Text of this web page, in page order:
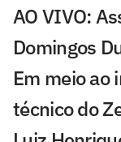
AO VIVO:
Domingos
Em meio ao
técnico do